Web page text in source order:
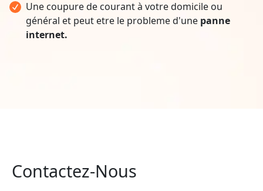
Une coupure de courant à votre domicile ou
général et peut etre le probleme d'une panne
internet.
Contactez-Nous